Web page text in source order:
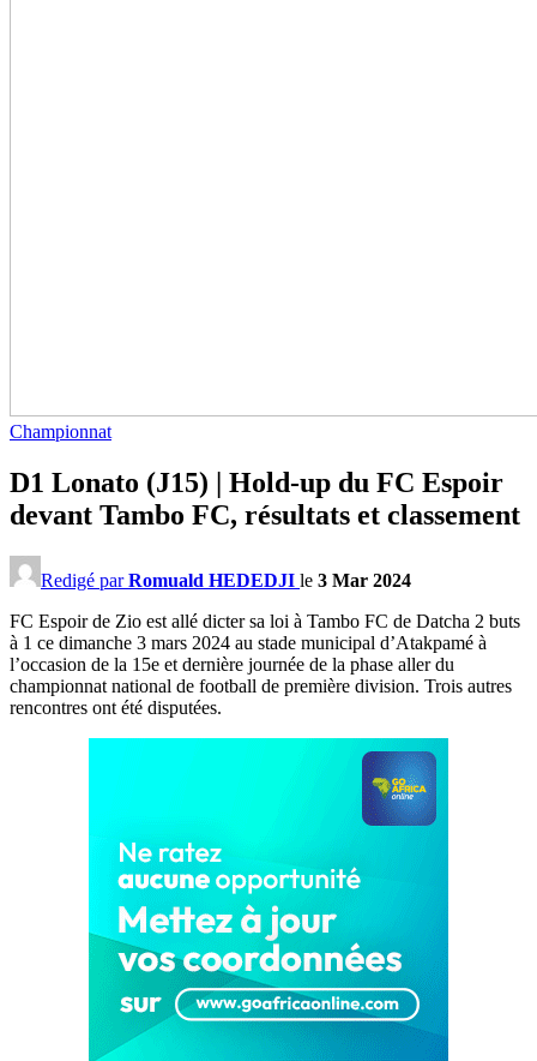
Championnat
D1 Lonato (J15) | Hold-up du FC Espoir
devant Tambo FC, résultats et classement
Redigé parRomuald HEDEDJI le 3 Mar 2024
FC Espoir de Zio est allé dicter sa loi à Tambo FC de Datcha 2 buts
à 1 ce dimanche 3 mars 2024 au stade municipal d’Atakpamé à
l’occasion de la 15e et dernière journée de la phase aller du
championnat national de football de première division. Trois autres
rencontres ont été disputées.